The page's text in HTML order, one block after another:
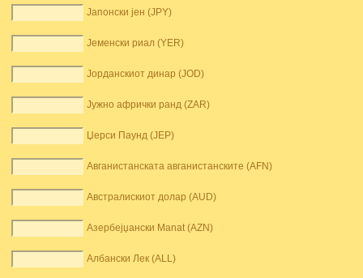
Јапонски јен (JPY)
Јеменски риал (YER)
Јорданскиот динар (JOD)
Јужно афрички ранд (ZAR)
Џерси Паунд (JEP)
Авганистанската авганистанските (AFN)
Австралискиот долар (AUD)
Азербејџански Manat (AZN)
Албански Лек (ALL)